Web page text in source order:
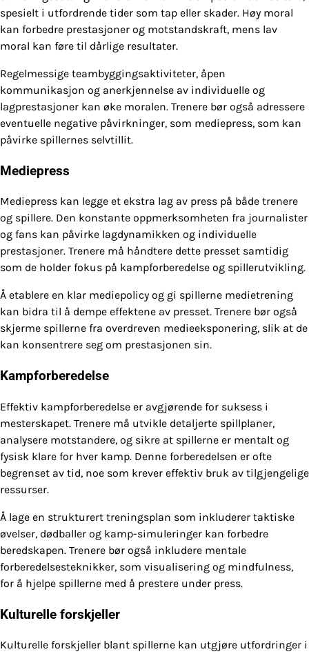
spesielt i utfordrende tider som tap eller skader. Høy moral
kan forbedre prestasjoner og motstandskraft, mens lav
moral kan føre til dårlige resultater.
Regelmessige teambyggingsaktiviteter, åpen
kommunikasjon og anerkjennelse av individuelle og
lagprestasjoner kan øke moralen. Trenere bør også adressere
eventuelle negative påvirkninger, som mediepress, som kan
påvirke spillernes selvtillit.
Mediepress
Mediepress kan legge et ekstra lag av press på både trenere
og spillere. Den konstante oppmerksomheten fra journalister
og fans kan påvirke lagdynamikken og individuelle
prestasjoner. Trenere må håndtere dette presset samtidig
som de holder fokus på kampforberedelse og spillerutvikling.
Å etablere en klar mediepolicy og gi spillerne medietrening
kan bidra til å dempe effektene av presset. Trenere bør også
skjerme spillerne fra overdreven medieeksponering, slik at de
kan konsentrere seg om prestasjonen sin.
Kampforberedelse
Effektiv kampforberedelse er avgjørende for suksess i
mesterskapet. Trenere må utvikle detaljerte spillplaner,
analysere motstandere, og sikre at spillerne er mentalt og
fysisk klare for hver kamp. Denne forberedelsen er ofte
begrenset av tid, noe som krever effektiv bruk av tilgjengelige
ressurser.
Å lage en strukturert treningsplan som inkluderer taktiske
øvelser, dødballer og kamp-simuleringer kan forbedre
beredskapen. Trenere bør også inkludere mentale
forberedelsesteknikker, som visualisering og mindfulness,
for å hjelpe spillerne med å prestere under press.
Kulturelle forskjeller
Kulturelle forskjeller blant spillerne kan utgjøre utfordringer i